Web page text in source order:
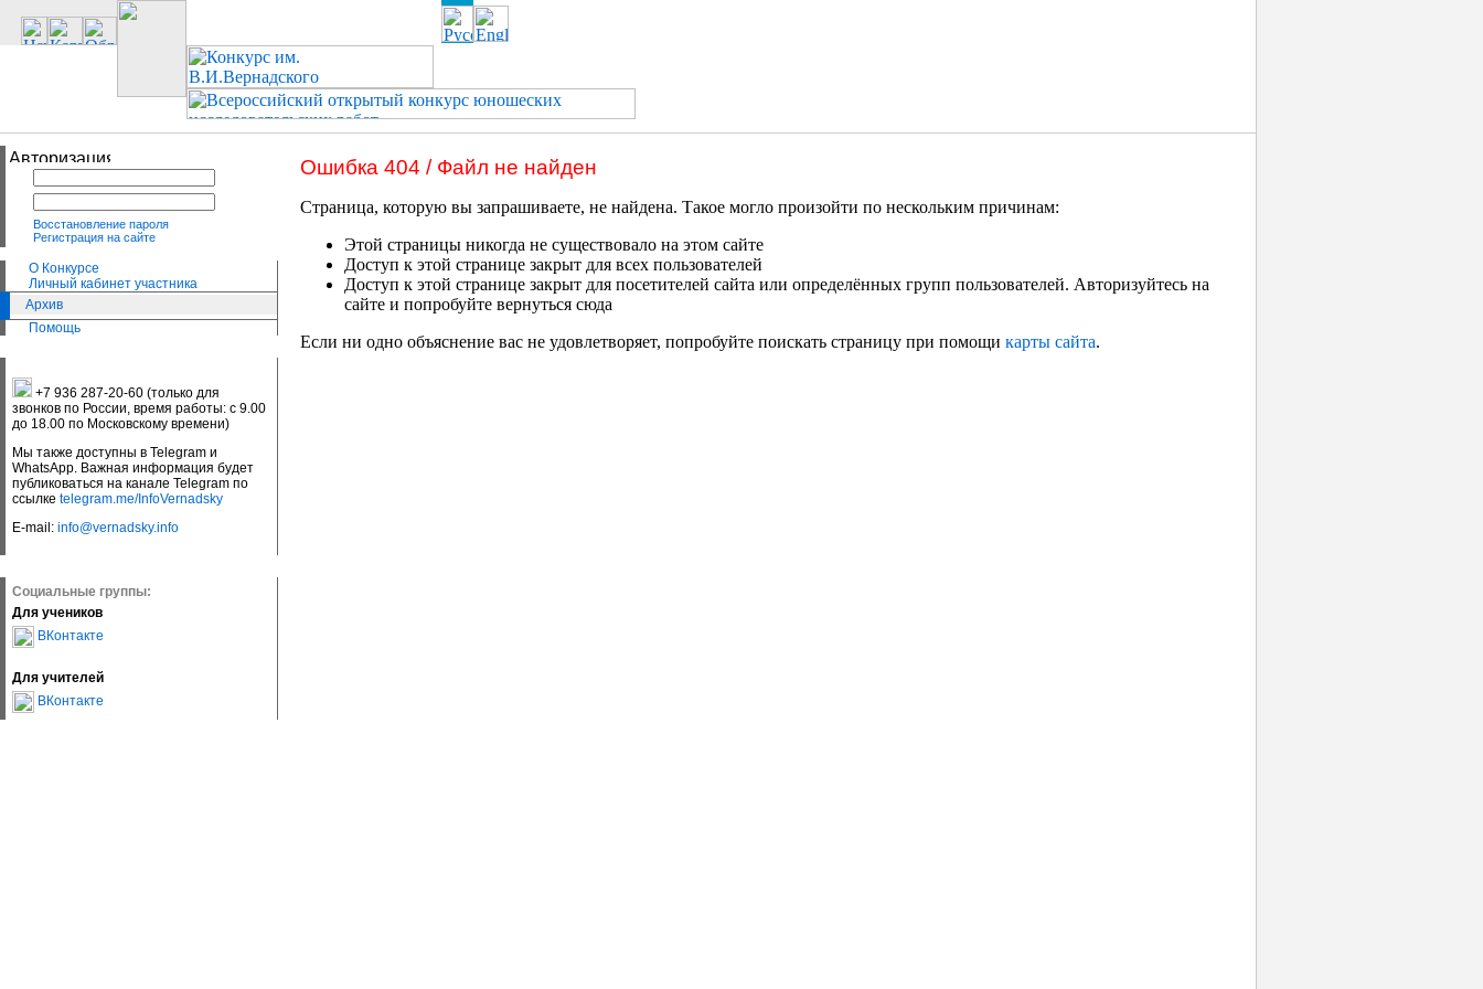
Восстановление пароля
Регистрация на сайте
О Конкурсе
Личный кабинет участника
Архив
Помощь
+7 936 287-20-60 (только для
звонков по России, время работы: с 9.00
до 18.00 по Московскому времени)
Мы также доступны в Telegram и
WhatsApp. Важная информация будет
публиковаться на канале Telegram по
ссылке telegram.me/InfoVernadsky
E-mail: info@vernadsky.info
Социальные группы:
Для учеников
ВКонтакте
Для учителей
ВКонтакте
Ошибка 404 / Файл не найден
Страница, которую вы запрашиваете, не найдена. Такое могло произойти по нескольким причинам:
Этой страницы никогда не существовало на этом сайте
Доступ к этой странице закрыт для всех пользователей
Доступ к этой странице закрыт для посетителей сайта или определённых групп пользователей. Авторизуйтесь на
сайте и попробуйте вернуться сюда
Если ни одно объяснение вас не удовлетворяет, попробуйте поискать страницу при помощи карты сайта.